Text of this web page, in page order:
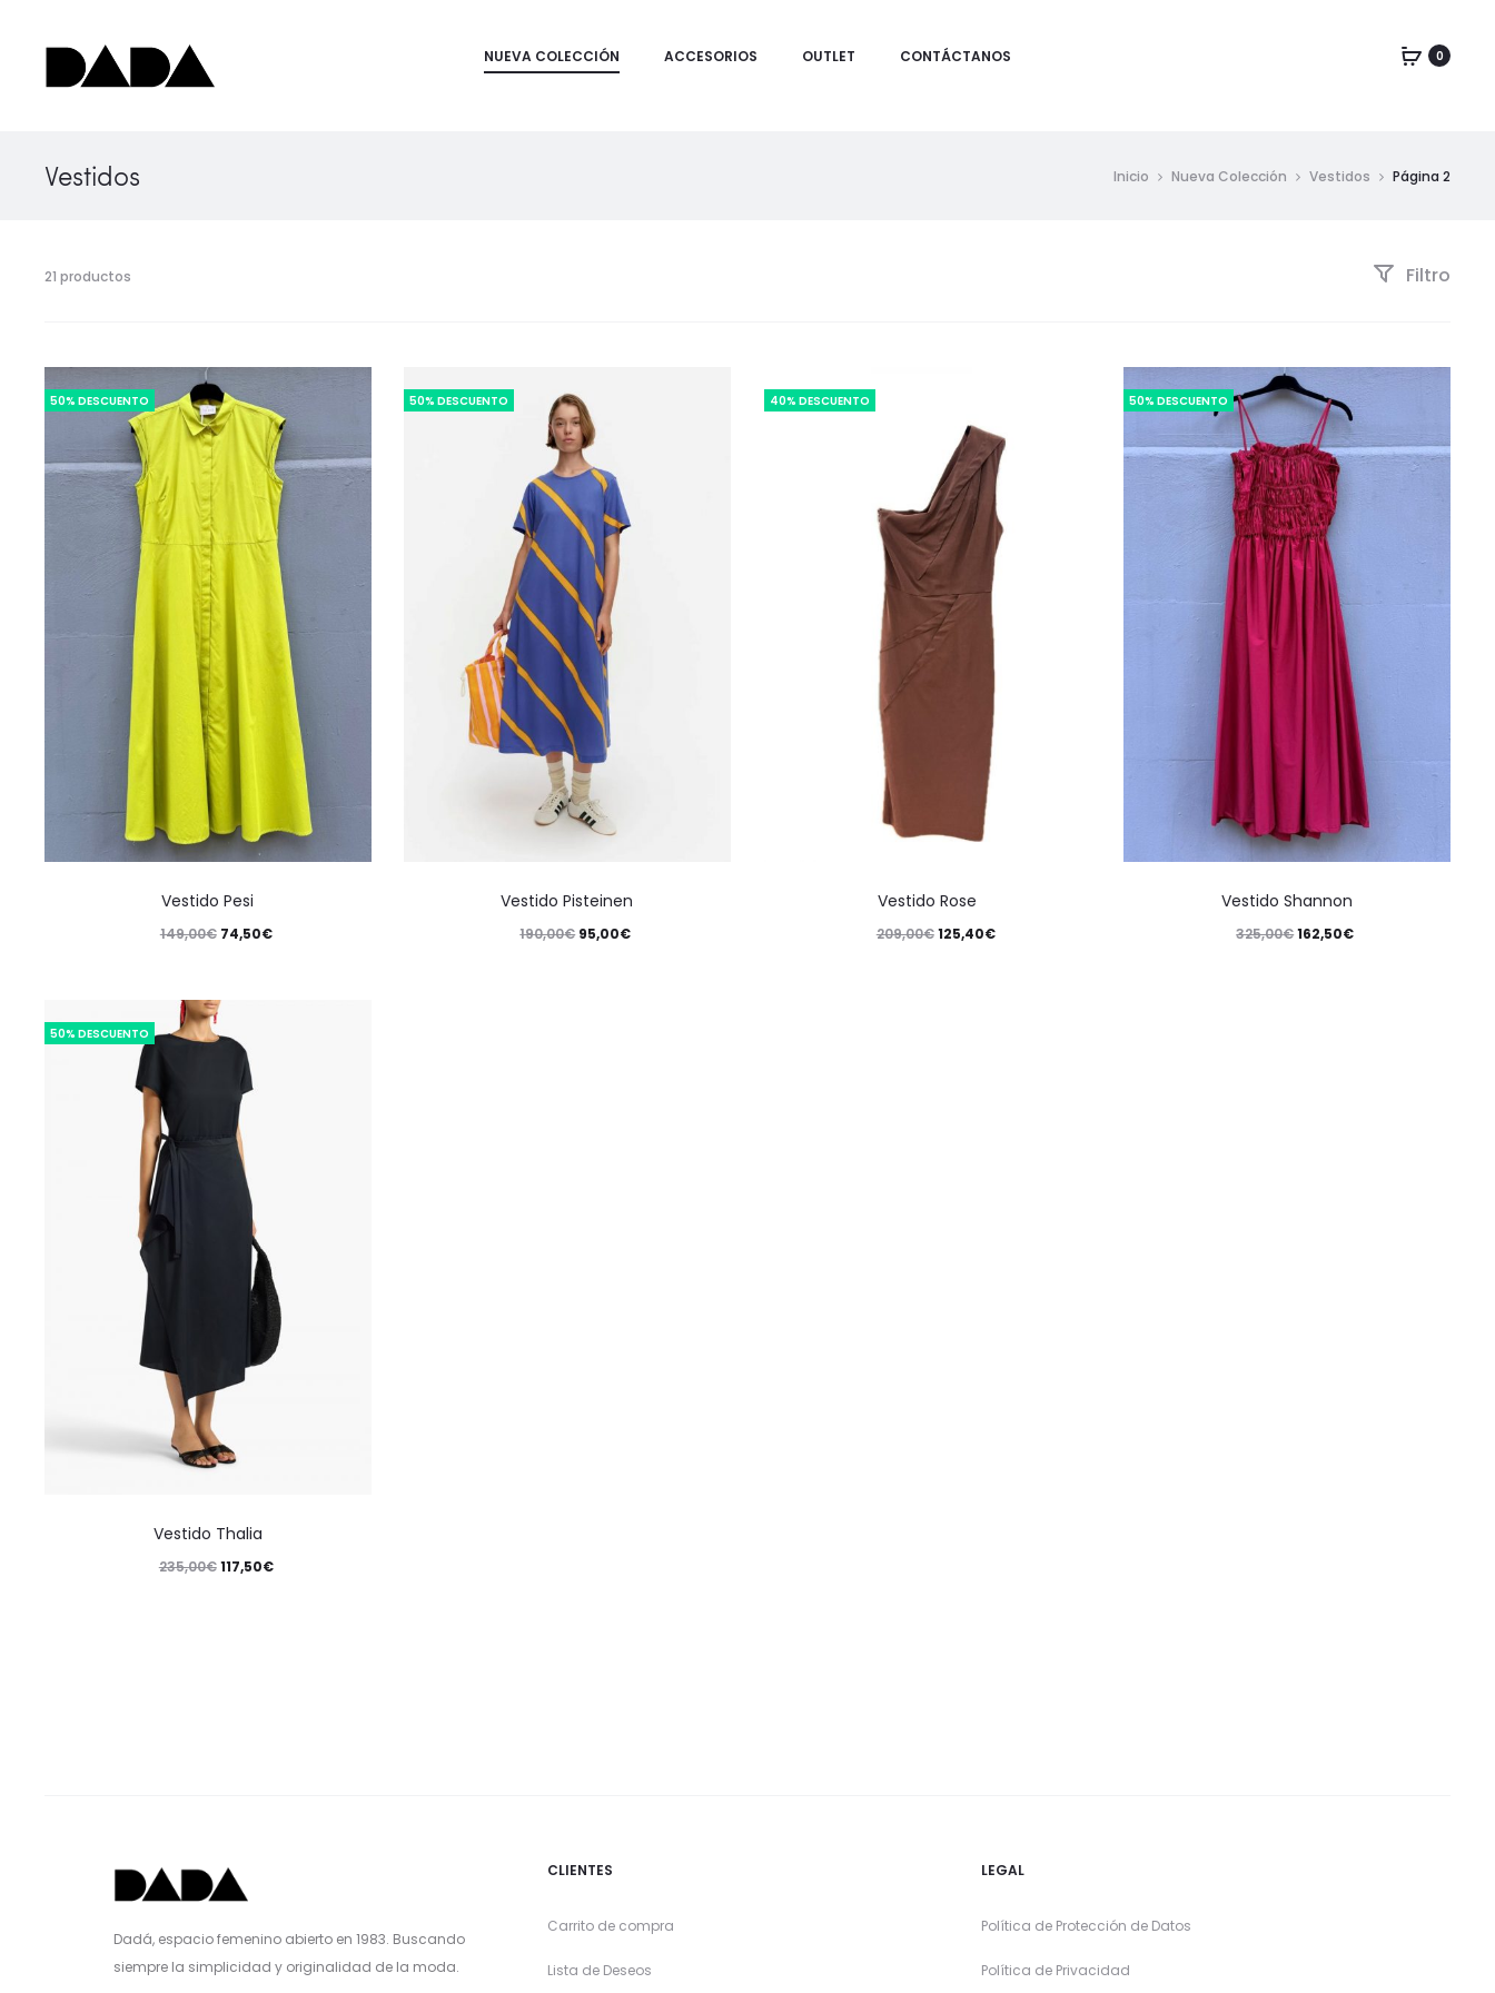
NUEVA COLECCIÓN ACCESORIOS OUTLET CONTÁCTANOS 0
Vestidos Inicio Nueva Colección Vestidos Página 2
21 productos Filtro
50% DESCUENTO
Vestido Pesi
149,00€ 74,50€
50% DESCUENTO
Vestido Pisteinen
190,00€ 95,00€
40% DESCUENTO
Vestido Rose
209,00€125,40€
50% DESCUENTO
Vestido Shannon
325,00€162,50€
50% DESCUENTO
Vestido Thalia
235,00€117,50€
Dadá, espacio femenino abierto en 1983. Buscando
siempre la simplicidad y originalidad de la moda.
CLIENTES
Carrito de compra
Lista de Deseos
LEGAL
Política de Protección de Datos
Política de Privacidad